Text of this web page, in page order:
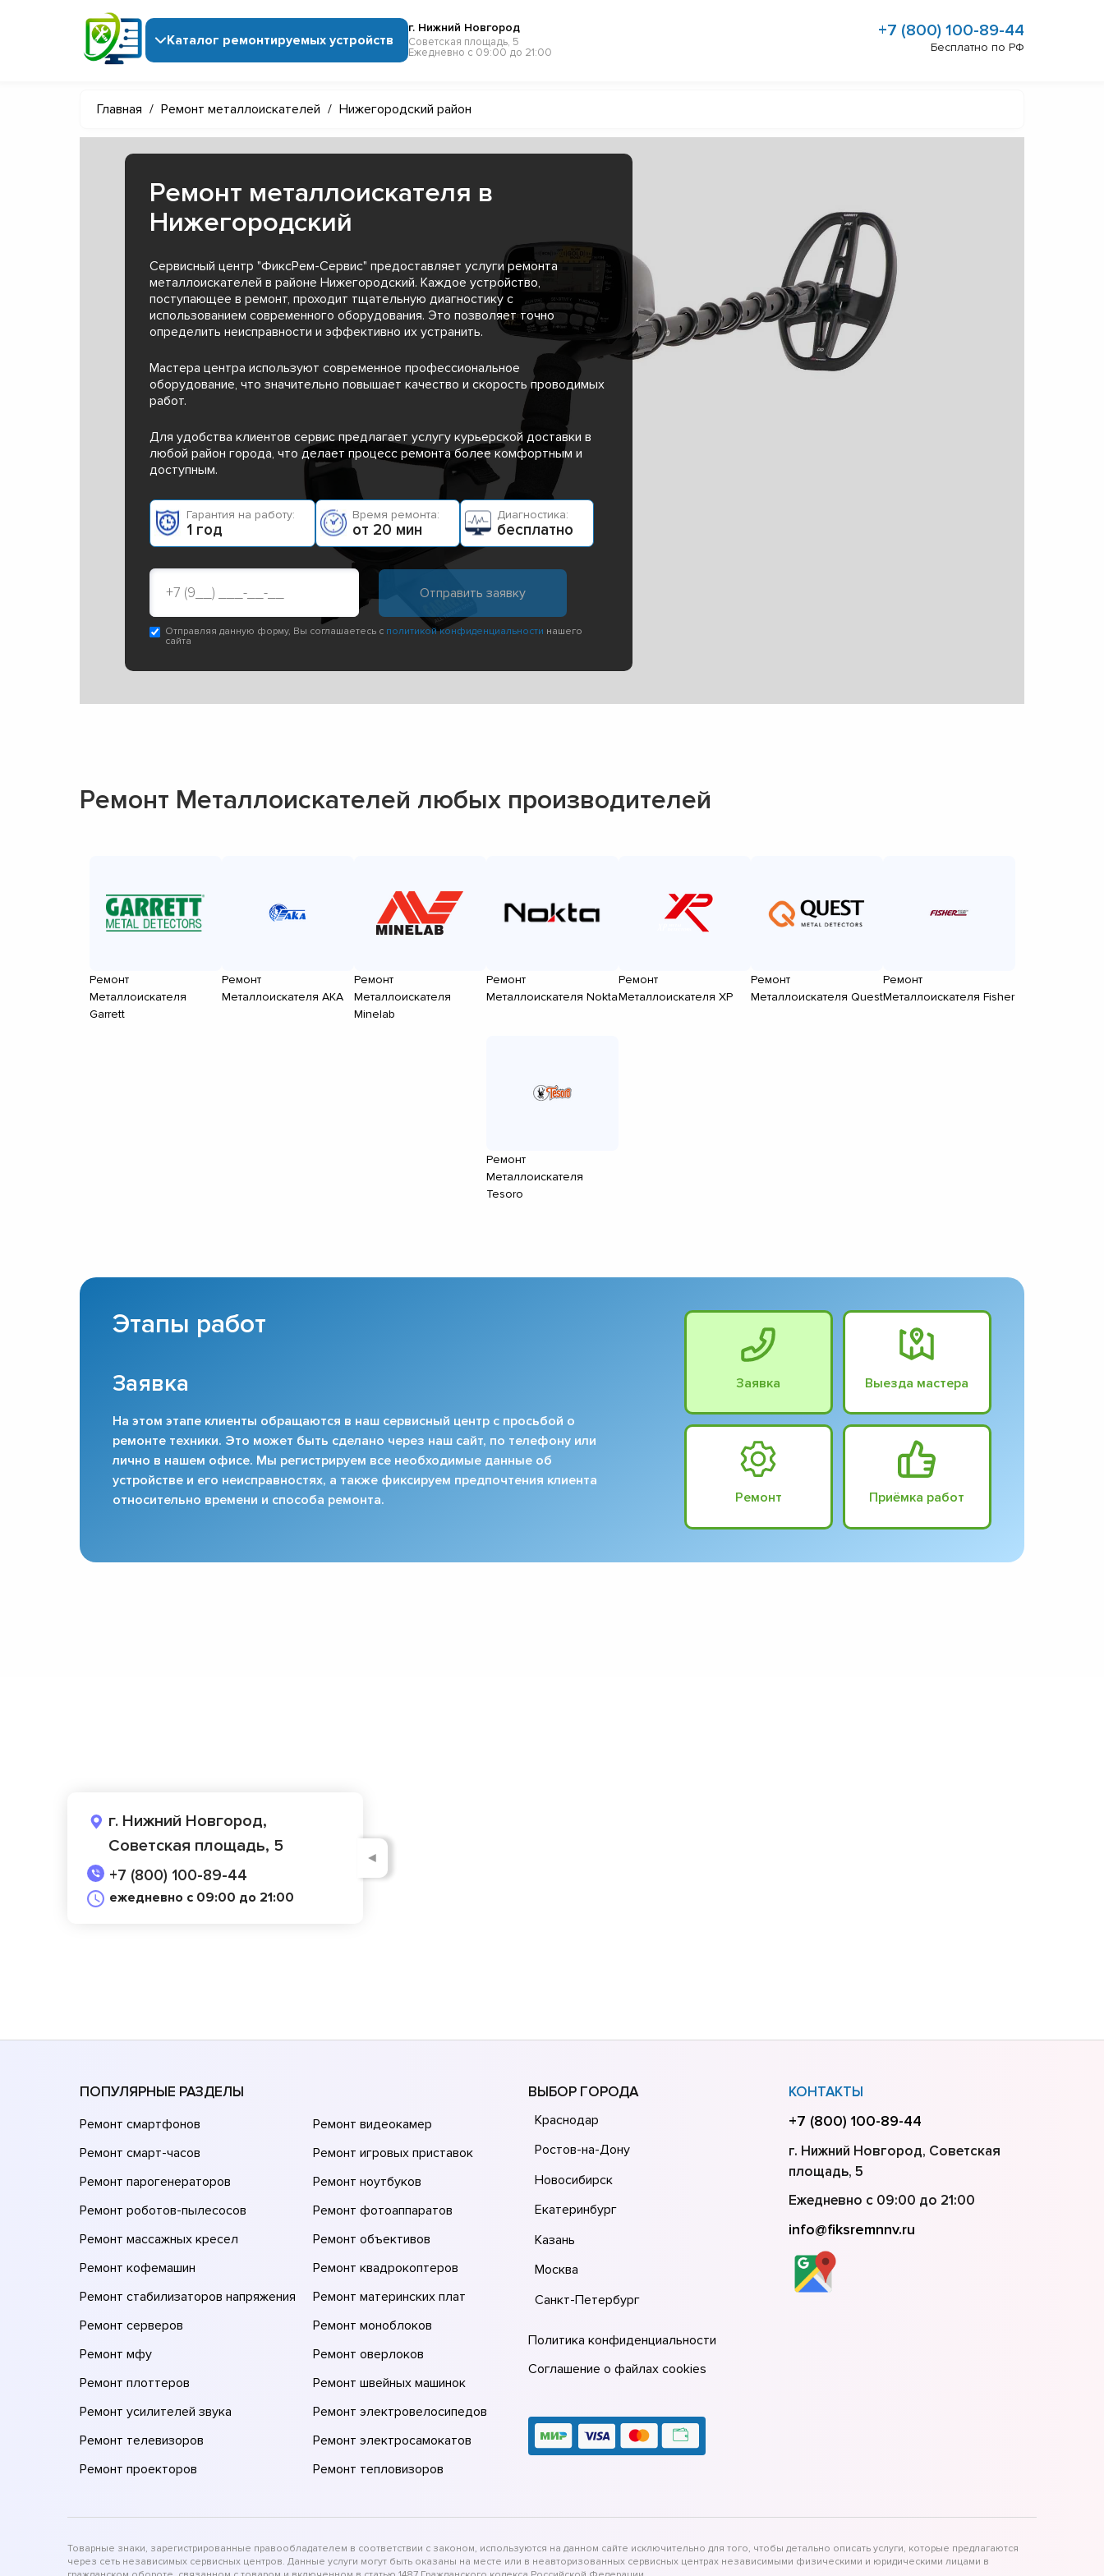
Каталог ремонтируемых устройств
г. Нижний Новгород
Советская площадь, 5
Ежедневно с 09:00 до 21:00
+7 (800) 100-89-44
Бесплатно по РФ
Главная / Ремонт металлоискателей / Нижегородский район
Ремонт металлоискателя в
Нижегородский
Сервисный центр "ФиксРем-Сервис" предоставляет услуги ремонта
металлоискателей в районе Нижегородский. Каждое устройство,
поступающее в ремонт, проходит тщательную диагностику с
использованием современного оборудования. Это позволяет точно
определить неисправности и эффективно их устранить.
Мастера центра используют современное профессиональное
оборудование, что значительно повышает качество и скорость проводимых
работ.
Для удобства клиентов сервис предлагает услугу курьерской доставки в
любой район города, что делает процесс ремонта более комфортным и
доступным.
Гарантия на работу:
1 год
Время ремонта:
от 20 мин
Диагностика:
бесплатно
Отправляя данную форму, Вы соглашаетесь с политикой конфиденциальности нашего
сайта
Ремонт Металлоискателей любых производителей
Ремонт
Металлоискателя
Garrett
Ремонт
Металлоискателя АКА
Ремонт
Металлоискателя
Minelab
Ремонт
Металлоискателя Nokta
Ремонт
Металлоискателя XP
Ремонт
Металлоискателя Quest
Ремонт
Металлоискателя Fisher
Ремонт
Металлоискателя
Tesoro
Этапы работ
Заявка
На этом этапе клиенты обращаются в наш сервисный центр с просьбой о
ремонте техники. Это может быть сделано через наш сайт, по телефону или
лично в нашем офисе. Мы регистрируем все необходимые данные об
устройстве и его неисправностях, а также фиксируем предпочтения клиента
относительно времени и способа ремонта.
Заявка Выезда мастера
Ремонт Приёмка работ
г. Нижний Новгород,
Советская площадь, 5
+7 (800) 100-89-44
ежедневно с 09:00 до 21:00
◄
ПОПУЛЯРНЫЕ РАЗДЕЛЫ
Ремонт смартфонов
Ремонт смарт-часов
Ремонт парогенераторов
Ремонт роботов-пылесосов
Ремонт массажных кресел
Ремонт кофемашин
Ремонт стабилизаторов напряжения
Ремонт серверов
Ремонт мфу
Ремонт плоттеров
Ремонт усилителей звука
Ремонт телевизоров
Ремонт проекторов
Ремонт видеокамер
Ремонт игровых приставок
Ремонт ноутбуков
Ремонт фотоаппаратов
Ремонт объективов
Ремонт квадрокоптеров
Ремонт материнских плат
Ремонт моноблоков
Ремонт оверлоков
Ремонт швейных машинок
Ремонт электровелосипедов
Ремонт электросамокатов
Ремонт тепловизоров
ВЫБОР ГОРОДА
Краснодар
Ростов-на-Дону
Новосибирск
Екатеринбург
Казань
Москва
Санкт-Петербург
Политика конфиденциальности
Соглашение о файлах cookies
КОНТАКТЫ
+7 (800) 100-89-44
г. Нижний Новгород, Советская
площадь, 5
Ежедневно с 09:00 до 21:00
info@fiksremnnv.ru
Товарные знаки, зарегистрированные правообладателем в соответствии с законом, используются на данном сайте исключительно для того, чтобы детально описать услуги, которые предлагаются
через сеть независимых сервисных центров. Данные услуги могут быть оказаны на месте или в неавторизованных сервисных центрах независимыми физическими и юридическими лицами в
▼
▼
▼